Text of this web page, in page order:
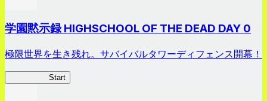
学園黙示録 HIGHSCHOOL OF THE DEAD DAY 0
極限世界を生き残れ。サバイバルタワーディフェンス開幕！
Start